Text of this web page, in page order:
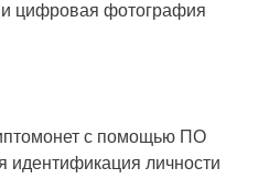
и цифровая фотография
с помощью ПО
идентификация личности